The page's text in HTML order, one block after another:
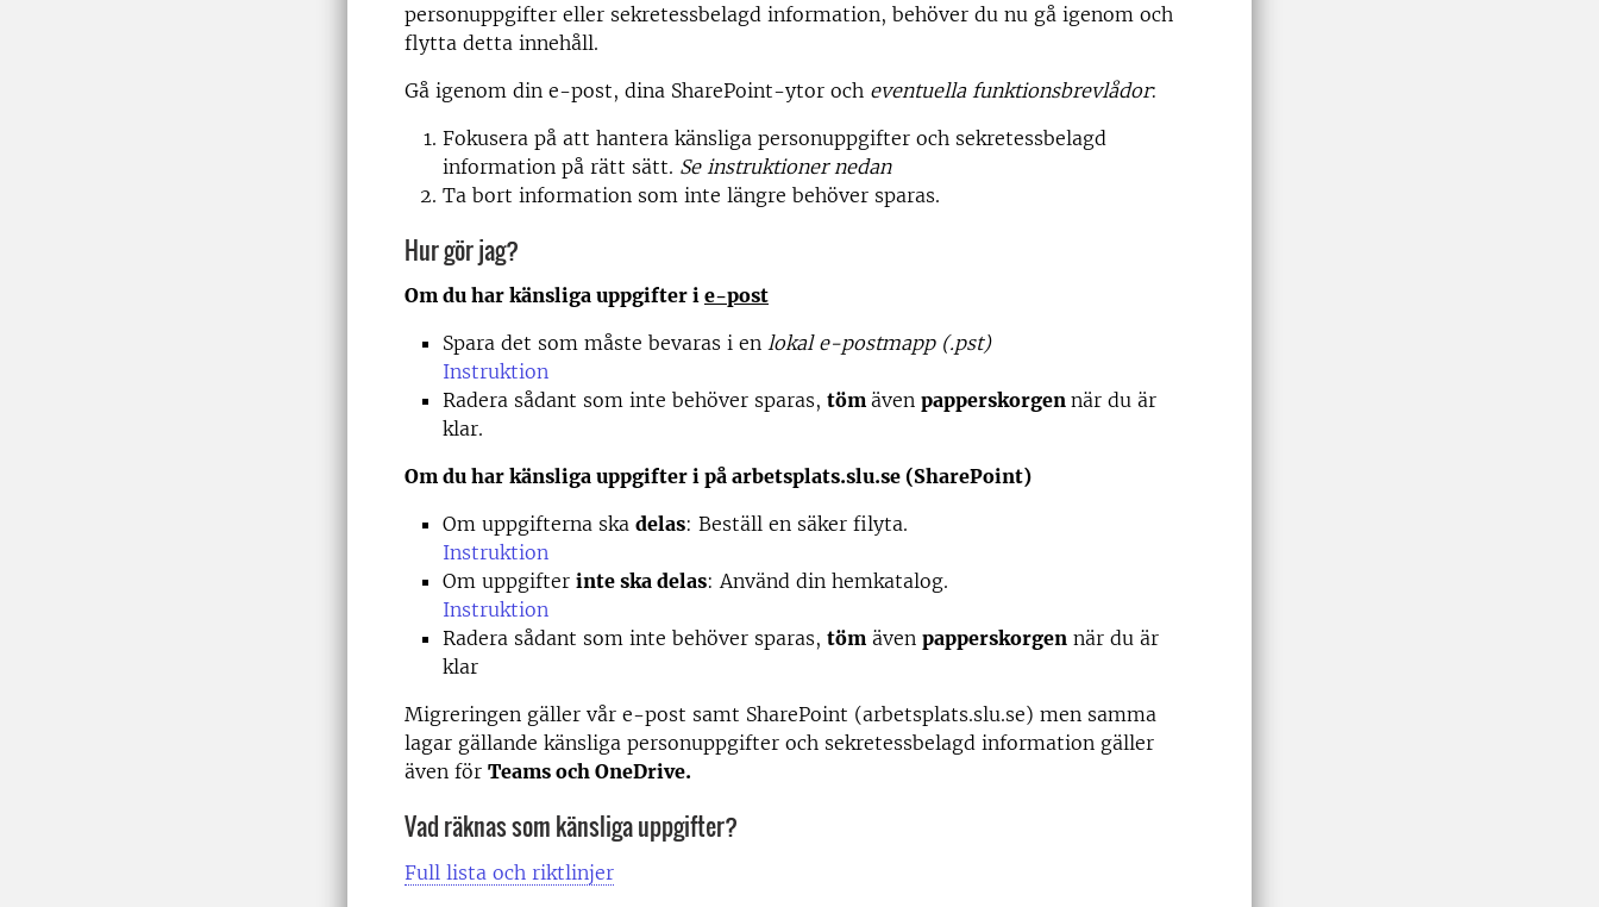
personuppgifter eller sekretessbelagd information, behöver du nu gå igenom och
flytta detta innehåll.
Gå igenom din e-post, dina SharePoint-ytor och eventuella funktionsbrevlådor:
Fokusera på att hantera känsliga personuppgifter och sekretessbelagd
information på rätt sätt. Se instruktioner nedan
Ta bort information som inte längre behöver sparas.
Hur gör jag?
Om du har känsliga uppgifter i e-post
Spara det som måste bevaras i en lokal e-postmapp (.pst)
Instruktion
Radera sådant som inte behöver sparas, töm även papperskorgen när du är
klar.
Om du har känsliga uppgifter i på arbetsplats.slu.se (SharePoint)
Om uppgifterna ska delas: Beställ en säker filyta.
Instruktion
Om uppgifter inte ska delas: Använd din hemkatalog.
Instruktion
Radera sådant som inte behöver sparas, töm även papperskorgen när du är
klar
Migreringen gäller vår e-post samt SharePoint (arbetsplats.slu.se) men samma
lagar gällande känsliga personuppgifter och sekretessbelagd information gäller
även för Teams och OneDrive.
Vad räknas som känsliga uppgifter?
Full lista och riktlinjer